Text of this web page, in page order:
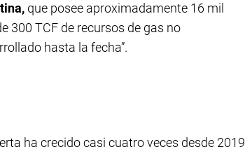
que posee aproximadamente 16 mil
300 TCF de recursos de gas no
hasta la fecha”.
ha crecido casi cuatro veces desde 2019